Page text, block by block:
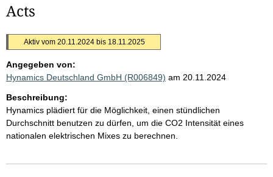
Acts
Aktiv vom 20.11.2024 bis 18.11.2025
Angegeben von:
Hynamics Deutschland GmbH (R006849) am 20.11.2024
Beschreibung:
Hynamics plädiert für die Möglichkeit, einen stündlichen
Durchschnitt benutzen zu dürfen, um die CO2 Intensität eines
nationalen elektrischen Mixes zu berechnen.